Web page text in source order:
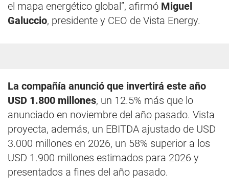
el mapa energético global”, afirmó Miguel
Galuccio, presidente y CEO de Vista Energy.
La compañía anunció que invertirá este año
USD 1.800 millones, un 12.5% más que lo
anunciado en noviembre del año pasado. Vista
proyecta, además, un EBITDA ajustado de USD
3.000 millones en 2026, un 58% superior a los
USD 1.900 millones estimados para 2026 y
presentados a fines del año pasado.